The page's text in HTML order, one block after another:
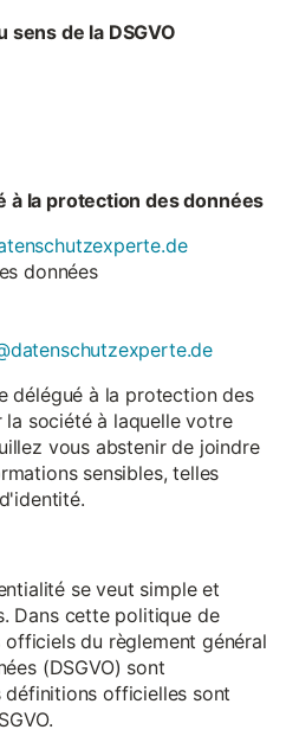
de la DSGVO
à la protection des données
données
délégué à la protection des
la société à laquelle votre
vous abstenir de joindre
sensibles, telles
se veut simple et
Dans cette politique de
du règlement général
(DSGVO) sont
définitions officielles sont